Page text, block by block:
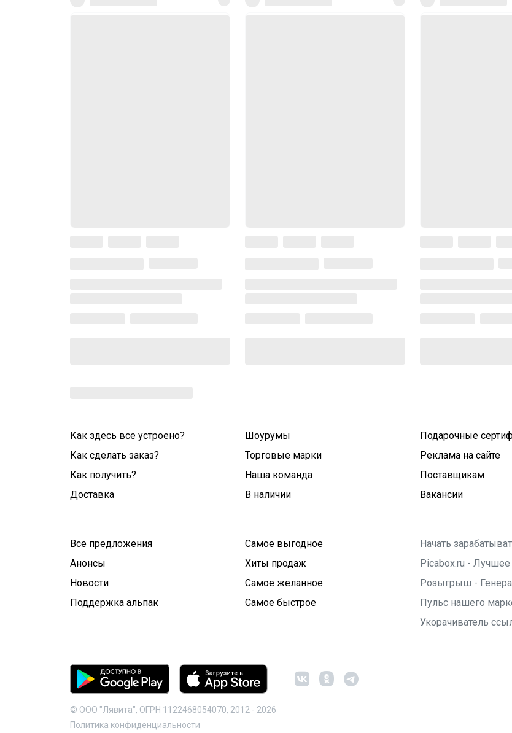
Как здесь все устроено?
Как сделать заказ?
Как получить?
Доставка
Шоурумы
Торговые марки
Наша команда
В наличии
Подарочные
Реклама на сайте
Поставщикам
Вакансии
Все предложения
Анонсы
Новости
Поддержка альпак
Самое выгодное
Хиты продаж
Самое желанное
Самое быстрое
Начать
Picabox.ru -
Розыгрыш -
Пульс нашего
Укорачиватель
© ООО "Лявита", ОГРН 1122468054070, 2012 - 2026
Политика конфиденциальности